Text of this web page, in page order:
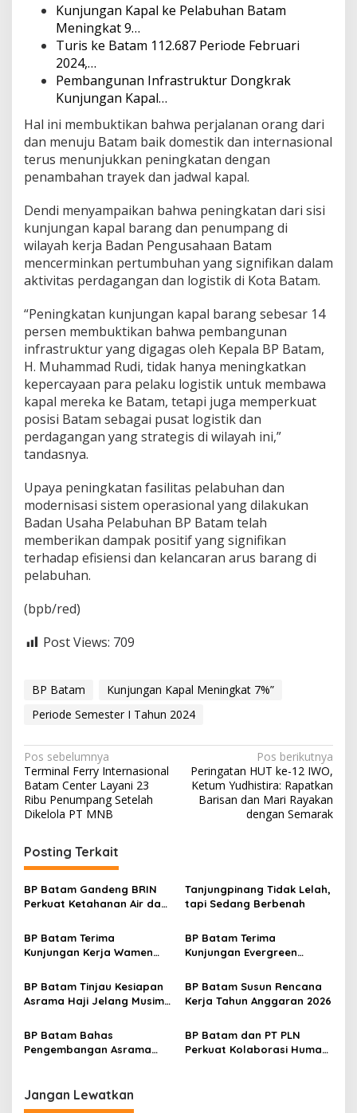
Kunjungan Kapal ke Pelabuhan Batam
Meningkat 9…
Turis ke Batam 112.687 Periode Februari
2024,…
Pembangunan Infrastruktur Dongkrak
Kunjungan Kapal…
Hal ini membuktikan bahwa perjalanan orang dari
dan menuju Batam baik domestik dan internasional
terus menunjukkan peningkatan dengan
penambahan trayek dan jadwal kapal.
Dendi menyampaikan bahwa peningkatan dari sisi
kunjungan kapal barang dan penumpang di
wilayah kerja Badan Pengusahaan Batam
mencerminkan pertumbuhan yang signifikan dalam
aktivitas perdagangan dan logistik di Kota Batam.
“Peningkatan kunjungan kapal barang sebesar 14
persen membuktikan bahwa pembangunan
infrastruktur yang digagas oleh Kepala BP Batam,
H. Muhammad Rudi, tidak hanya meningkatkan
kepercayaan para pelaku logistik untuk membawa
kapal mereka ke Batam, tetapi juga memperkuat
posisi Batam sebagai pusat logistik dan
perdagangan yang strategis di wilayah ini,”
tandasnya.
Upaya peningkatan fasilitas pelabuhan dan
modernisasi sistem operasional yang dilakukan
Badan Usaha Pelabuhan BP Batam telah
memberikan dampak positif yang signifikan
terhadap efisiensi dan kelancaran arus barang di
pelabuhan.
(bpb/red)
Post Views: 709
BP Batam
Kunjungan Kapal Meningkat 7%”
Periode Semester I Tahun 2024
N
a
v
g
a
s
p
o
s
Pos sebelumnya
Terminal Ferry Internasional
Batam Center Layani 23
Ribu Penumpang Setelah
Dikelola PT MNB
Pos berikutnya
Peringatan HUT ke-12 IWO,
Ketum Yudhistira: Rapatkan
Barisan dan Mari Rayakan
dengan Semarak
Posting Terkait
BP Batam Gandeng BRIN
Perkuat Ketahanan Air dan
Tanjungpinang Tidak Lelah,
tapi Sedang Berbenah
BP Batam Terima
Kunjungan Kerja Wamen
BP Batam Terima
Kunjungan Evergreen
BP Batam Tinjau Kesiapan
Asrama Haji Jelang Musim
BP Batam Susun Rencana
Kerja Tahun Anggaran 2026
BP Batam Bahas
Pengembangan Asrama
BP Batam dan PT PLN
Perkuat Kolaborasi Humas,
Jangan Lewatkan